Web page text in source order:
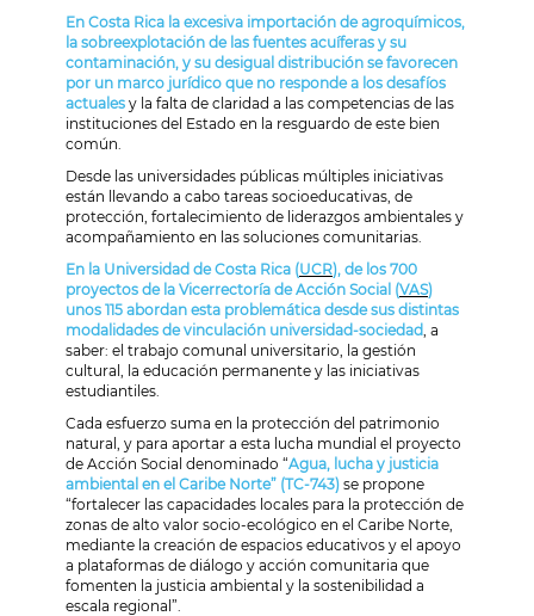
En Costa Rica la excesiva importación de agroquímicos,
la sobreexplotación de las fuentes acuíferas y su
contaminación, y su desigual distribución se favorecen
por un marco jurídico que no responde a los desafíos
actuales y la falta de claridad a las competencias de las
instituciones del Estado en la resguardo de este bien
común.
Desde las universidades públicas múltiples iniciativas
están llevando a cabo tareas socioeducativas, de
protección, fortalecimiento de liderazgos ambientales y
acompañamiento en las soluciones comunitarias.
En la Universidad de Costa Rica (UCR), de los 700
proyectos de la Vicerrectoría de Acción Social (VAS)
unos 115 abordan esta problemática desde sus distintas
modalidades de vinculación universidad-sociedad , a
saber: el trabajo comunal universitario, la gestión
cultural, la educación permanente y las iniciativas
estudiantiles.
Cada esfuerzo suma en la protección del patrimonio
natural, y para aportar a esta lucha mundial el proyecto
de Acción Social denominado “Agua, lucha y justicia
ambiental en el Caribe Norte” (TC-743) se propone
“fortalecer las capacidades locales para la protección de
zonas de alto valor socio-ecológico en el Caribe Norte,
mediante la creación de espacios educativos y el apoyo
a plataformas de diálogo y acción comunitaria que
fomenten la justicia ambiental y la sostenibilidad a
escala regional”.